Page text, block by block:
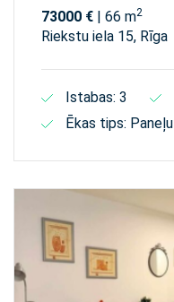
73000 € | 66 m2
Riekstu iela 15, Rīga
Istabas: 3
Ēkas tips: Paneļu